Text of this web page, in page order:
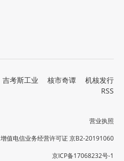
吉考斯工业 核市奇谭
机核发行
RSS
营业执照
增值电信业务经营许可证 京B2-20191060
京ICP备17068232号-1